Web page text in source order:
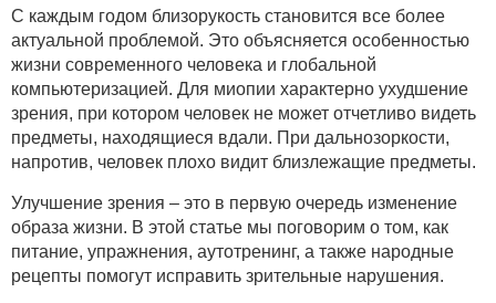
С каждым годом близорукость становится все более
актуальной проблемой. Это объясняется особенностью
жизни современного человека и глобальной
компьютеризацией. Для миопии характерно ухудшение
зрения, при котором человек не может отчетливо видеть
предметы, находящиеся вдали. При дальнозоркости,
напротив, человек плохо видит близлежащие предметы.
Улучшение зрения – это в первую очередь изменение
образа жизни. В этой статье мы поговорим о том, как
питание, упражнения, аутотренинг, а также народные
рецепты помогут исправить зрительные нарушения.